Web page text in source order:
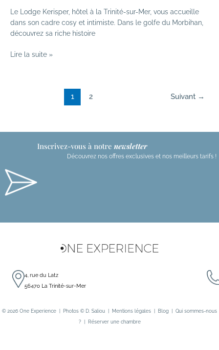
Le Lodge Kerisper, hôtel à la Trinité-sur-Mer, vous accueille
dans son cadre cosy et intimiste. Dans le golfe du Morbihan,
découvrez sa riche histoire
Lire la suite »
1 2 Suivant →
Inscrivez-vous à notre newsletter
Découvrez nos offres exclusives et nos meilleurs tarifs !
r
-
i
4, rue du Latz
56470 La Trinité-sur-Mer
© 2026 One Experience | Photos © D. Saliou Mentions légales Blog
Qui sommes-nous
?| Réserver une chambre